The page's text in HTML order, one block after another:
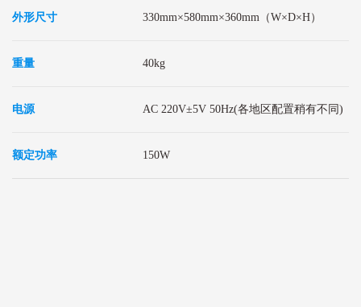
外形尺寸 330mm×580mm×360mm（W×D×H）
重量 40kg
电源 AC 220V±5V 50Hz(各地区配置稍有不同)
额定功率 150W